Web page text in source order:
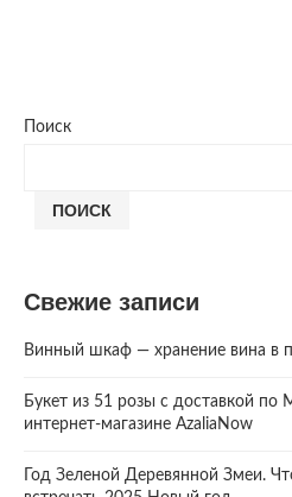
Поиск
ПОИСК
Свежие записи
Винный шкаф — хранение вина в
Букет из 51 розы с доставкой по
интернет-магазине AzaliaNow
Год Зеленой Деревянной Змеи.